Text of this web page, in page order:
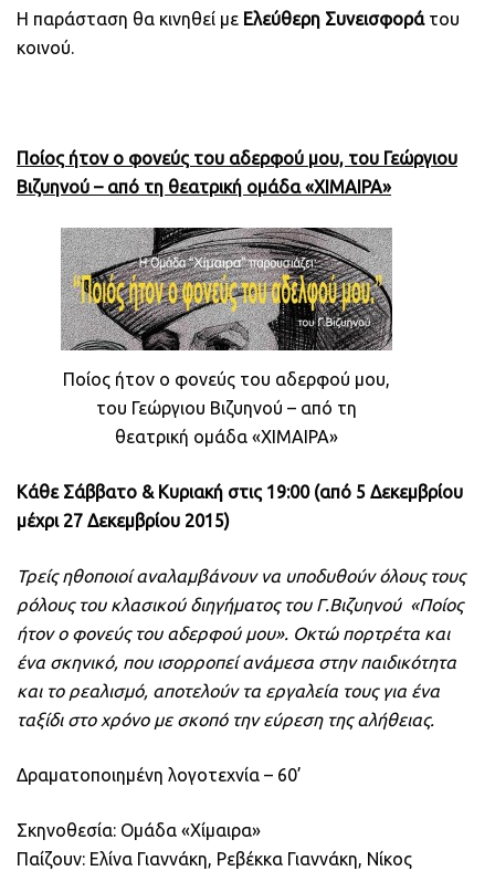
Η παράσταση θα κινηθεί με Ελεύθερη Συνεισφορά του
κοινού.
Ποίος ήτον ο φονεύς του αδερφού μου, του Γεώργιου
Βιζυηνού – από τη θεατρική ομάδα «ΧΙΜΑΙΡΑ»
Ποίος ήτον ο φονεύς του αδερφού μου,
του Γεώργιου Βιζυηνού – από τη
θεατρική ομάδα «ΧΙΜΑΙΡΑ»
Κάθε Σάββατο & Κυριακή στις 19:00 (από 5 Δεκεμβρίου
μέχρι 27 Δεκεμβρίου 2015)
Τρείς ηθοποιοί αναλαμβάνουν να υποδυθούν όλους τους
ρόλους του κλασικού διηγήματοςτου Γ.Βιζυηνού «Ποίος
ήτον ο φονεύς του αδερφού μου». Οκτώ πορτρέτα και
ένα σκηνικό, που ισορροπεί ανάμεσα στην παιδικότητα
και το ρεαλισμό, αποτελούν τα εργαλεία τους για ένα
ταξίδι στο χρόνο με σκοπό την εύρεση της αλήθειας.
Δραματοποιημένη λογοτεχνία – 60’
Σκηνοθεσία: Ομάδα «Χίμαιρα»
Παίζουν: Ελίνα Γιαννάκη, Ρεβέκκα Γιαννάκη, Νίκος